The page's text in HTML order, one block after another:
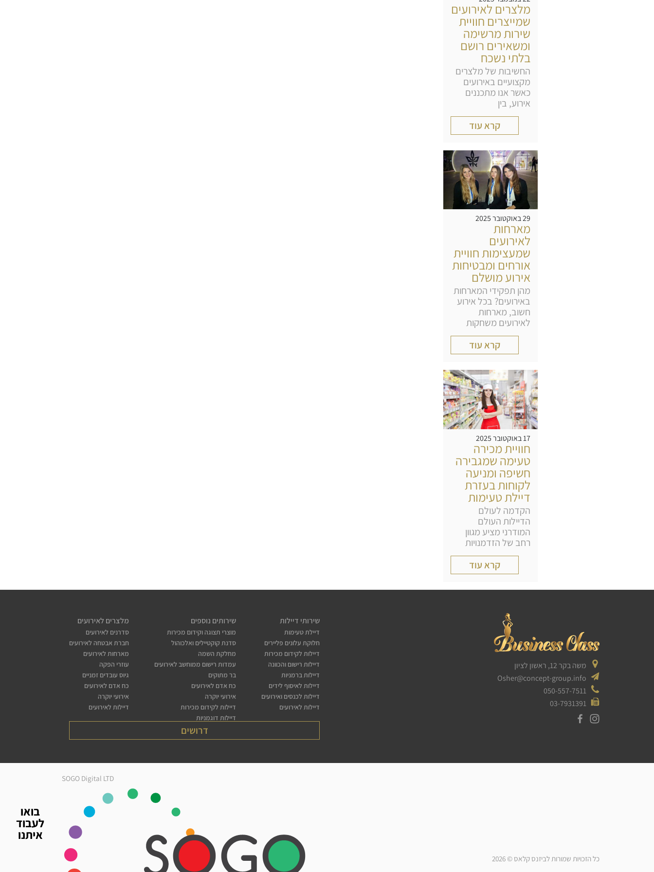
בואו
לעבוד
איתנו
מלצרים לאירועים
שמייצרים חוויית
שירות מרשימה
ומשאירים רושם
בלתי נשכח
החשיבות של מלצרים
מקצועיים באירועים
כאשר אנו מתכננים
אירוע, בין
קרא עוד
29 באוקטובר 2025
מארחות
לאירועים
שמעצימות חוויית
אורחים ומבטיחות
אירוע מושלם
מהן תפקידי המארחות
באירועים? בכל אירוע
חשוב, מארחות
לאירועים משחקות
קרא עוד
17 באוקטובר 2025
חוויית מכירה
טעימה שמגבירה
חשיפה ומניעה
לקוחות בעזרת
דיילת טעימות
הקדמה לעולם
הדיילות העולם
המודרני מציע מגוון
רחב של הזדמנויות
קרא עוד
משה בקר 12, ראשון לציון
Osher@concept-group.info
050-557-7511
03-7931391
שירותי דיילות
דיילת טעימות
חלוקת עלונים פליירים
דיילות לקידום מכירות
דיילות רישום והכוונה
דיילות ברמניות
דיילות לאיסוף לידים
דיילות לכנסים ואירועים
דיילות לאירועים
שירותים נוספים
מוצרי תצוגה וקידום מכירות
סדנת קוקטיילים ואלכוהול
מחלקת השמה
עמדות רישום ממוחשב לאירועים
בר מתוקים
כח אדם לאירועים
אירועי יוקרה
דיילות לקידום מכירות
דיילות דוגמניות
מלצרים לאירועים
סדרנים לאירועים
חברת אבטחה לאירועים
מארחות לאירועים
עוזרי הפקה
גיוס עובדים זמניים
כח אדם לאירועים
אירועי יוקרה
דיילות לאירועים
דרושים
כל הזכויות שמורות לביזנס קלאס © 2026
SOGO Digital LTD